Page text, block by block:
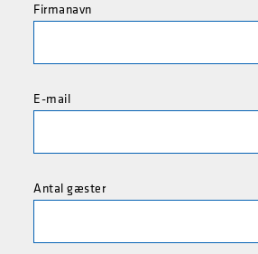
Firmanavn
E-mail
Antal gæster